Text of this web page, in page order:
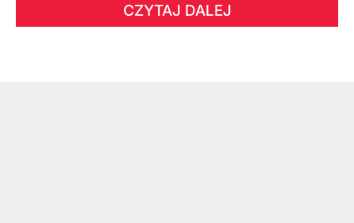
CZYTAJ DALEJ